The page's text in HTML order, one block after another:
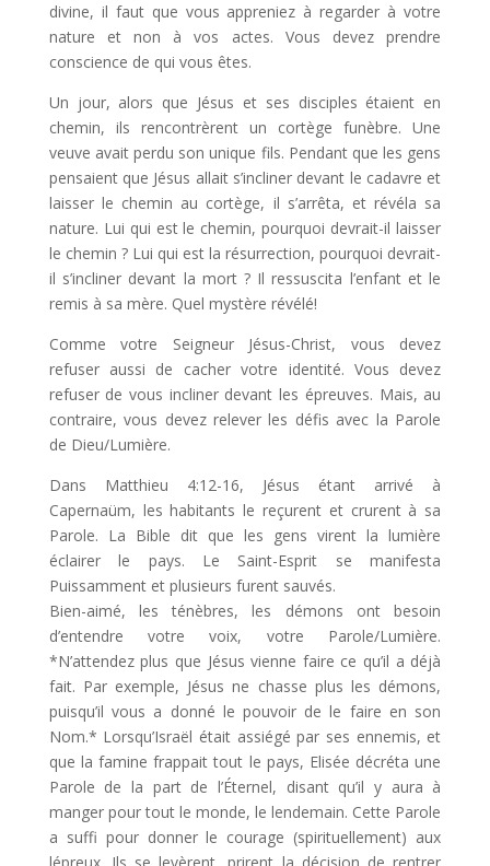
divine, il faut que vous appreniez à regarder à votre
nature et non à vos actes. Vous devez prendre
conscience de qui vous êtes.
Un jour, alors que Jésus et ses disciples étaient en
chemin, ils rencontrèrent un cortège funèbre. Une
veuve avait perdu son unique fils. Pendant que les gens
pensaient que Jésus allait s’incliner devant le cadavre et
laisser le chemin au cortège, il s’arrêta, et révéla sa
nature. Lui qui est le chemin, pourquoi devrait-il laisser
le chemin ? Lui qui est la résurrection, pourquoi devrait-
il s’incliner devant la mort ? Il ressuscita l’enfant et le
remis à sa mère. Quel mystère révélé!
Comme votre Seigneur Jésus-Christ, vous devez
refuser aussi de cacher votre identité. Vous devez
refuser de vous incliner devant les épreuves. Mais, au
contraire, vous devez relever les défis avec la Parole
de Dieu/Lumière.
Dans Matthieu 4:12-16, Jésus étant arrivé à
Capernaüm, les habitants le reçurent et crurent à sa
Parole. La Bible dit que les gens virent la lumière
éclairer le pays. Le Saint-Esprit se manifesta
Puissamment et plusieurs furent sauvés.
Bien-aimé, les ténèbres, les démons ont besoin
d’entendre votre voix, votre Parole/Lumière.
*N’attendez plus que Jésus vienne faire ce qu’il a déjà
fait. Par exemple, Jésus ne chasse plus les démons,
puisqu’il vous a donné le pouvoir de le faire en son
Nom.* Lorsqu’Israël était assiégé par ses ennemis, et
que la famine frappait tout le pays, Elisée décréta une
Parole de la part de l’Éternel, disant qu’il y aura à
manger pour tout le monde, le lendemain. Cette Parole
a suffi pour donner le courage (spirituellement) aux